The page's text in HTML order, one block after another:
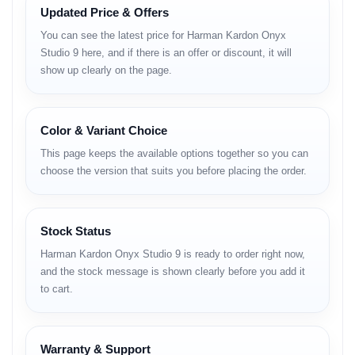
• USB Type-C port with device charging support
• Integrated carry handle
Product Overview
জায়গা থেকে অন্য জায়গায় সহজে সরিয়ে ব্যবহার করার সুবিধা দেয় এবং দৈনন্দিন ইনডোর
ব্যবহারের কথা মাথায় রেখে ডিজাইন করা।
Factor
স্পিকারটির ডিজাইন গোলাকার ও স্থিরভাবে দাঁড়ানোর উপযোগী, যাতে টেবিল বা শেলফে রাখলে
ব্যালান্স ঠিক থাকে।
Updated Price & Offers
You can see the latest price for Harman Kardon Onyx
Studio 9 here, and if there is an offer or discount, it will
show up clearly on the page.
Color & Variant Choice
This page keeps the available options together so you can
choose the version that suits you before placing the order.
Stock Status
Harman Kardon Onyx Studio 9 is ready to order right now,
and the stock message is shown clearly before you add it
to cart.
Warranty & Support